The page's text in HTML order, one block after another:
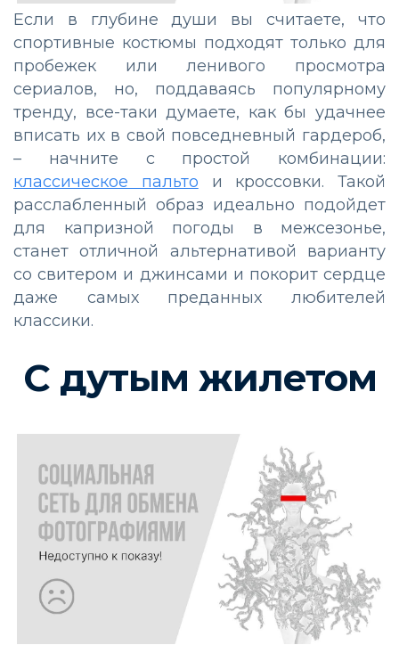
Если в глубине души вы считаете, что
спортивные костюмы подходят только для
пробежек или ленивого просмотра
сериалов, но, поддаваясь популярному
тренду, все-таки думаете, как бы удачнее
вписать их в свой повседневный гардероб,
– начните с простой комбинации:
классическое пальто и кроссовки. Такой
расслабленный образ идеально подойдет
для капризной погоды в межсезонье,
станет отличной альтернативой варианту
со свитером и джинсами и покорит сердце
даже самых преданных любителей
классики.
С дутым жилетом